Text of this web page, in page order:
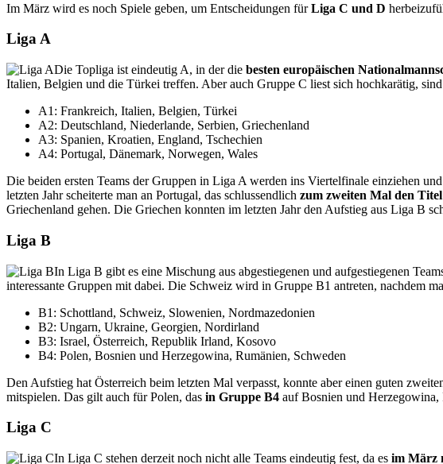
Im März wird es noch Spiele geben, um Entscheidungen fürLiga C und D
Liga A
Die Topliga ist eindeutig A, in der die besten europäischen
Italien, Belgien und die Türkei treffen. Aber auch Gruppe C liest sich hochkarätig,
A1: Frankreich, Italien, Belgien, Türkei
A2: Deutschland, Niederlande, Serbien, Griechenland
A3: Spanien, Kroatien, England, Tschechien
A4: Portugal, Dänemark, Norwegen, Wales
Die beiden ersten Teams der Gruppen in Liga A werden ins Viertelfinale einziehen
letzten Jahr scheiterte man an Portugal, das schlussendlich zum zweiten Mal den
Griechenland gehen. Die Griechen konnten im letzten Jahr den Aufstieg aus Liga B
Liga B
In Liga B gibt es eine Mischung aus abgestiegenen und aufgestiegenen
interessante Gruppen mit dabei. Die Schweiz wird in Gruppe B1 antreten, nachdem
B1: Schottland, Schweiz, Slowenien, Nordmazedonien
B2: Ungarn, Ukraine, Georgien, Nordirland
B3: Israel, Österreich, Republik Irland, Kosovo
B4: Polen, Bosnien und Herzegowina, Rumänien, Schweden
Den Aufstieg hat Österreich beim letzten Mal verpasst, konnte aber einen guten
mitspielen. Das gilt auch für Polen, das in Gruppe B4 auf Bosnien und
Liga C
In Liga C stehen derzeit noch nicht alle Teams eindeutig fest, da es im März